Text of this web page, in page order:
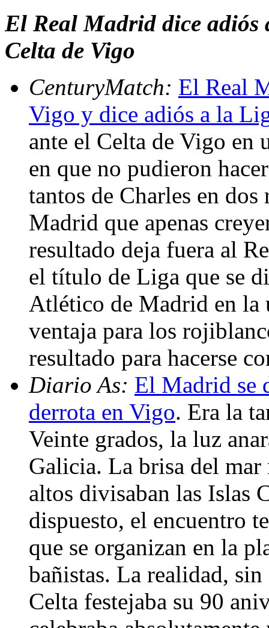
El Real Madrid dice adiós
Celta de Vigo
CenturyMatch: El Real
Vigo y dice adiós a la
ante el Celta de Vigo en
en que no pudieron
tantos de Charles en
Madrid que apenas
resultado deja fuera al
el título de Liga que se
Atlético de Madrid en la
ventaja para los
resultado para hacerse
Diario As: El Madrid se
derrota en Vigo. Era la
Veinte grados, la luz
Galicia. La brisa del
altos divisaban las Islas
dispuesto, el encuentro
que se organizan en la
bañistas. La realidad,
Celta festejaba su 90